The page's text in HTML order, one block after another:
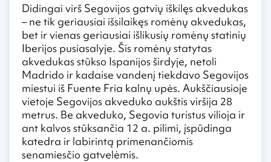
Didingai virš Segovijos gatvių iškilęs akvedukas
– ne tik geriausiai išsilaikęs romėnų akvedukas,
bet ir vienas geriausiai išlikusių romėnų statinių
Iberijos pusiasalyje. Šis romėnų statytas
akvedukas stūkso Ispanijos širdyje, netoli
Madrido ir kadaise vandenį tiekdavo Segovijos
miestui iš Fuente Fria kalnų upės. Aukščiausioje
vietoje Segovijos akveduko aukštis viršija 28
metrus. Be akveduko, Segovia turistus vilioja ir
ant kalvos stūksančia 12 a. pilimi, įspūdinga
katedra ir labirintą primenančiomis
senamiesčio gatvelėmis.